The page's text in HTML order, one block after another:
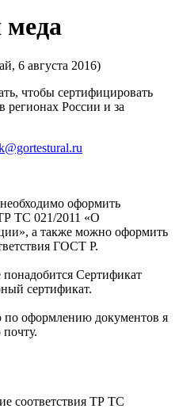
6 августа 2016)
чтобы сертифицировать
России и за
оформить
ТС 021/2011 «О
а также можно оформить
ГОСТ Р.
Сертификат
сертификат.
оформлению документов я
соответствия ТР ТС